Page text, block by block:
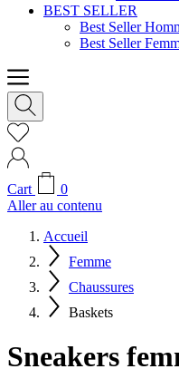
BEST SELLER
Best Seller
Best Seller
Cart
0
Aller au contenu
Accueil
Femme
Chaussures
Baskets
Sneakers